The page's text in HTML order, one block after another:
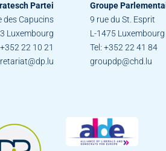
Partei
des Capucins
Luxembourg
22 10 21
Groupe
9 rue du St. Esprit
L-1475 Luxembourg
Tel: +352 22 41 84
groupdp@chd.lu